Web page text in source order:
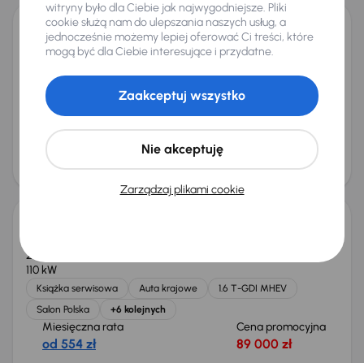
Audi A4
188 788 km 2.0 TDI 110 kW
2.0 TDI Automat Skóra Navi +6 kolejnych
Miesięczna rata
od 280 zł
Cena promocyjna
44 000 zł
Najniższa cena z 30 dni przed
obniżką
45 000 zł
Cena po obniżce
2023
110 kW
Książka serwisowa Auta krajowe
1.6 T-GDI MHEV
Salon Polska
+6 kolejnych
Miesięczna rata
od 554 zł
Cena promocyjna
89 000 zł
witryny było dla Ciebie jak najwygodniejsze. Pliki
cookie służą nam do ulepszania naszych usług, a
jednocześnie możemy lepiej oferować Ci treści, które
mogą być dla Ciebie interesujące i przydatne.
Zarządzaj plikami cookie
Nie akceptuję
Zaakceptuj wszystko